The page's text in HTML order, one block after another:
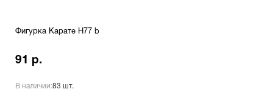
Фигурка Карате H77 b
91 р.
В наличии:83 шт.